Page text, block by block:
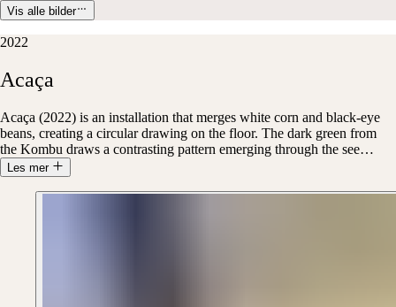
Vis alle bilder
2022
Acaça
Acaça (2022) is an installation that merges white corn and black-eye
beans, creating a circular drawing on the floor. The dark green from
the Kombu draws a contrasting pattern emerging through the see…
Les mer